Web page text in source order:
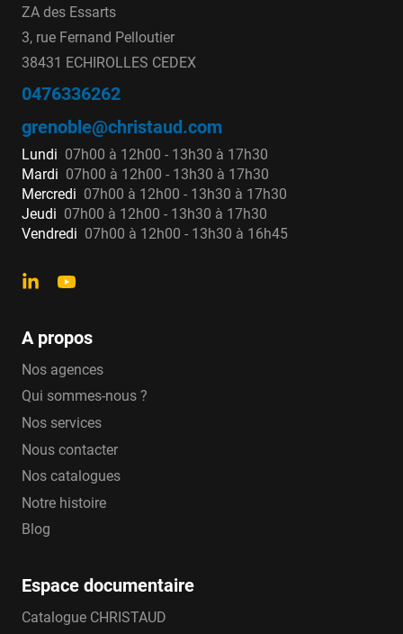
ZA des Essarts
3, rue Fernand Pelloutier
38431 ECHIROLLES CEDEX
0476336262
grenoble@christaud.com
Lundi 07h00 à 12h00 - 13h30 à 17h30
Mardi 07h00 à 12h00 - 13h30 à 17h30
Mercredi 07h00 à 12h00 - 13h30 à 17h30
Jeudi 07h00 à 12h00 - 13h30 à 17h30
Vendredi 07h00 à 12h00 - 13h30 à 16h45
A propos
Nos agences
Qui sommes-nous ?
Nos services
Nous contacter
Nos catalogues
Notre histoire
Blog
Espace documentaire
Catalogue CHRISTAUD